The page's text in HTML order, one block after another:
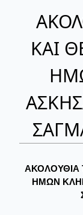
ΚΑΙ
ΑΚΟΛΟΥΘΙΑ
ΗΜΩΝ